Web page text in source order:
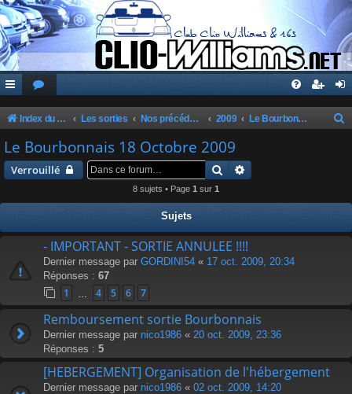
Index du forum Les sorties Nos précédentes sorties 2009 Le Bourbonnais 18 Octobre 2009
Le Bourbonnais 18 Octobre 2009
Verrouillé Rechercher
8 sujets • Page 1 sur 1
Sujets
- IMPORTANT - SORTIE ANNULEE !!!!
Dernier message par GORDINI54 « 17 oct. 2009, 20:34
Réponses : 67
1 4 5 6 7
Remboursement sortie Bourbonnais
Dernier message par nico1986 « 20 oct. 2009, 23:36
Réponses : 5
[HEBERGEMENT] Organisation de l'hébergement
Dernier message par nico1986 « 02 oct. 2009, 14:20